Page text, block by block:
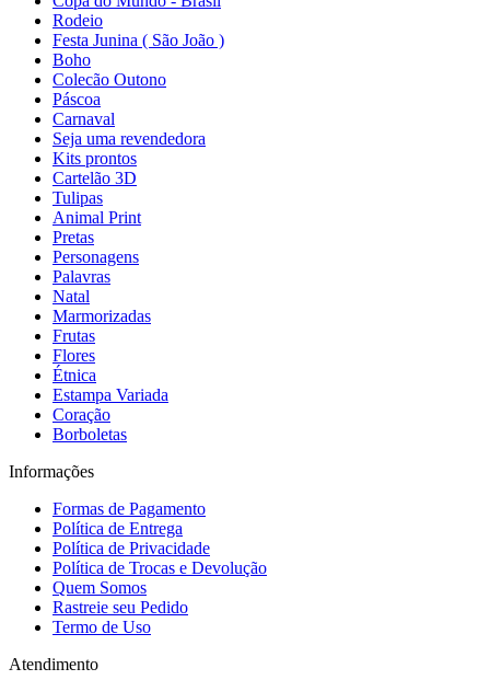
Rodeio
Festa Junina ( São João )
Boho
Colecão Outono
Páscoa
Carnaval
Seja uma revendedora
Kits prontos
Cartelão 3D
Tulipas
Animal Print
Pretas
Personagens
Palavras
Natal
Marmorizadas
Frutas
Flores
Étnica
Estampa Variada
Coração
Borboletas
Informações
Formas de Pagamento
Política de Entrega
Política de Privacidade
Política de Trocas e Devolução
Quem Somos
Rastreie seu Pedido
Termo de Uso
Atendimento